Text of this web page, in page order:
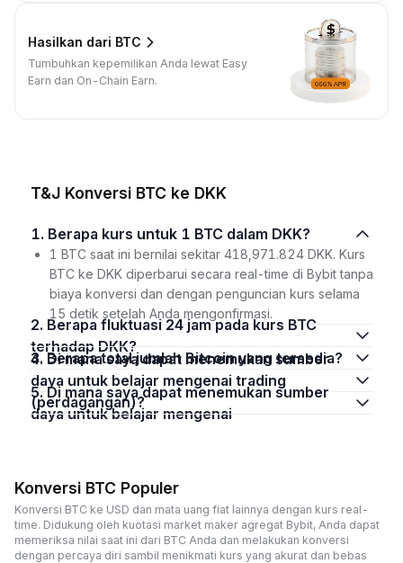
Hasilkan dari BTC
Tumbuhkan kepemilikan Anda lewat Easy
Earn dan On-Chain Earn.
T&J Konversi BTC ke DKK
1. Berapa kurs untuk 1 BTC dalam DKK?
1 BTC saat ini bernilai sekitar 418,971.824 DKK. Kurs
BTC ke DKK diperbarui secara real-time di Bybit tanpa
biaya konversi dan dengan penguncian kurs selama
15 detik setelah Anda mengonfirmasi.
2. Berapa fluktuasi 24 jam pada kurs BTC
terhadap DKK?
3. Berapa total jumlah Bitcoin yang tersedia?
4. Di mana saya dapat menemukan sumber
daya untuk belajar mengenai trading
(perdagangan)?
5. Di mana saya dapat menemukan sumber
daya untuk belajar mengenai
Konversi BTC Populer
Konversi BTC ke USD dan mata uang fiat lainnya dengan kurs real-
time. Didukung oleh kuotasi market maker agregat Bybit, Anda dapat
memeriksa nilai saat ini dari BTC Anda dan melakukan konversi
dengan percaya diri sambil menikmati kurs yang akurat dan bebas